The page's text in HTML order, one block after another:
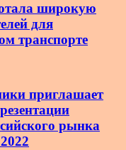
широкую
для
транспорте
приглашает
рынка